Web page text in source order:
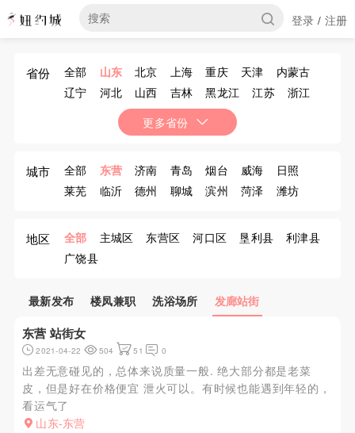
登录 / 注册
省份 全部 山东 北京 上海 重庆 天津
内蒙古
辽宁
河北 山西 吉林 黑龙江 江苏
浙江
福建 江西 河南 湖北
海南 四川 贵州 云南
更多省份
城市 全部 东营 济南 青岛 烟台 威海
日照
莱芜
临沂 德州 聊城 滨州 菏泽
潍坊
地区 全部 主城区 东营区 河口区 垦利县
利津县
广饶县
最新发布 楼凤兼职 洗浴场所 发廊站街
东营 站街女
2021-04-22 504 51 0
出差无意碰见的，总体来说质量一般. 绝大部分都是老菜
皮，但是好在价格便宜 泄火可以。有时候也能遇到年轻的，
看运气了
山东-东营